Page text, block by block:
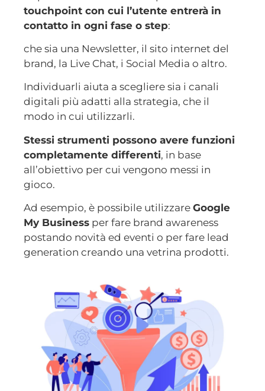
touchpoint con cui l’utente entrerà in
contatto in ogni fase o step:
che sia una Newsletter, il sito internet del
brand, la Live Chat, i Social Media o altro.
Individuarli aiuta a scegliere sia i canali
digitali più adatti alla strategia, che il
modo in cui utilizzarli.
Stessi strumenti possono avere funzioni
completamente differenti, in base
all’obiettivo per cui vengono messi in
gioco.
Ad esempio, è possibile utilizzare Google
My Business per fare brand awareness
postando novità ed eventi o per fare lead
generation creando una vetrina prodotti.